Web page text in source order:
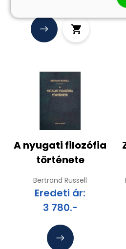
A nyugati filozófia
története
Bertrand Russell
Eredeti ár:
3 780.-